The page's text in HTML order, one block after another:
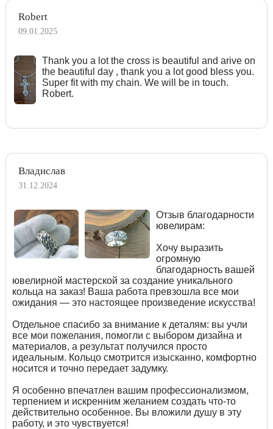
Robert
09.01.2025
Тhank you a lot the cross is beautiful and arive on
the beautiful day , thank you a lot good bless you.
Super fit with my chain. We will be in touch.
Robert.
Владислав
31.12.2024
Отзыв благодарности
ювелирам:
Хочу выразить
огромную
благодарность вашей
ювелирной мастерской за создание уникального
кольца на заказ! Ваша работа превзошла все мои
ожидания — это настоящее произведение искусства!
Отдельное спасибо за внимание к деталям: вы учли
все мои пожелания, помогли с выбором дизайна и
материалов, а результат получился просто
идеальным. Кольцо смотрится изысканно, комфортно
носится и точно передает задумку.
Я особенно впечатлен вашим профессионализмом,
терпением и искренним желанием создать что-то
действительно особенное. Вы вложили душу в эту
работу, и это чувствуется!